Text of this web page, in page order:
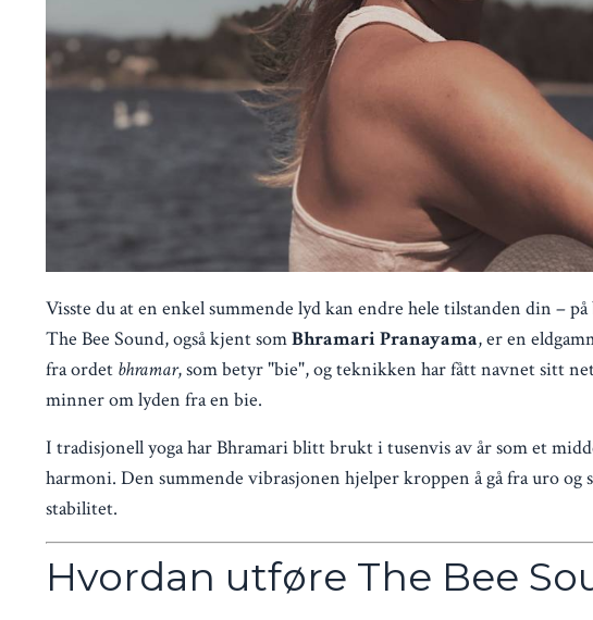
Visste du at en enkel summende lyd kan endre hele tilstanden din –
The Bee Sound, også kjent somBhramari Pranayama, er en
fra ordet bhramar, som betyr "bie", og teknikken har fått navnet sitt
minner om lyden fra en bie.
I tradisjonell yoga har Bhramari blitt brukt i tusenvis av år som et
harmoni. Den summende vibrasjonen hjelper kroppen å gå fra uro
stabilitet.
Hvordan utføre The Bee